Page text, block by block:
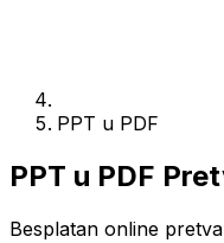
PPT u PDF
PPT u PDF
Besplatan online